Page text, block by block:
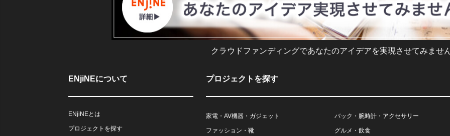
クラウドファンディングであなたのアイデアを実現させてみませ
ENjiNEについて
ENjiNEとは
プロジェクトを探す
プロジェクトを探す
家電・AV機器・ガジェット バック・腕時計・アクセサリー
ファッション・靴 グルメ・飲食